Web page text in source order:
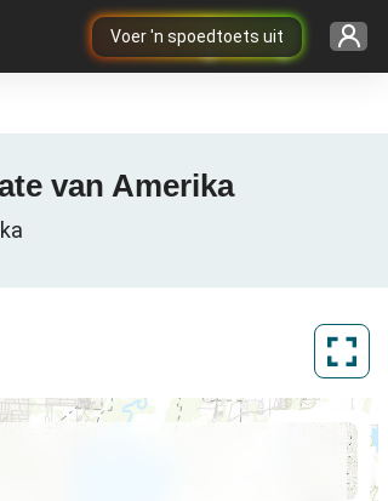
Voer 'n spoedtoets uit
van Amerika